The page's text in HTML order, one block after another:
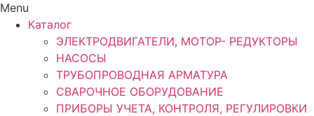
Menu
Каталог
ЭЛЕКТРОДВИГАТЕЛИ, МОТОР- РЕДУКТОРЫ
НАСОСЫ
ТРУБОПРОВОДНАЯ АРМАТУРА
СВАРОЧНОЕ ОБОРУДОВАНИЕ
ПРИБОРЫ УЧЕТА, КОНТРОЛЯ, РЕГУЛИРОВКИ